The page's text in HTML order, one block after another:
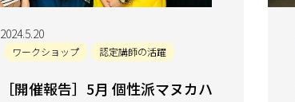
2024.5.20
ワークショップ 認定講師の活躍
［開催報告］5月 個性派マヌカハ